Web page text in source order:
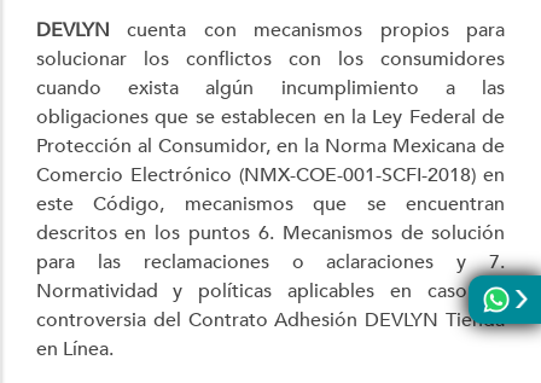
DEVLYN cuenta con mecanismos propios para
solucionar los conflictos con los consumidores
cuando exista algún incumplimiento a las
obligaciones que se establecen en la Ley Federal de
Protección al Consumidor, en la Norma Mexicana de
Comercio Electrónico (NMX-COE-001-SCFI-2018) en
este Código, mecanismos que se encuentran
descritos en los puntos 6. Mecanismos de solución
para las reclamaciones o aclaraciones y 7.
Normatividad y políticas aplicables en caso de
controversia del Contrato Adhesión DEVLYN Tienda
en Línea.